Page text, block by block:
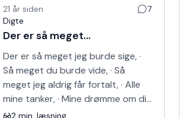
21 år siden
7
Digte
Der er så meget...
Der er så meget jeg burde sige, ·
Så meget du burde vide, · Så
meget jeg aldrig får fortalt, · Alle
mine tanker, · Mine drømme om dig
og mig, · Sammen, · Vil vi
2 min. læsning